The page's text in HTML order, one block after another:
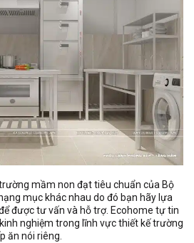
mầm non đạt tiêu chuẩn của Bộ
mục khác nhau do đó bạn hãy lựa
được tư vấn và hỗ trợ. Ecohome tự tin
nghiệm trong lĩnh vực thiết kế trường
ăn nói riêng.